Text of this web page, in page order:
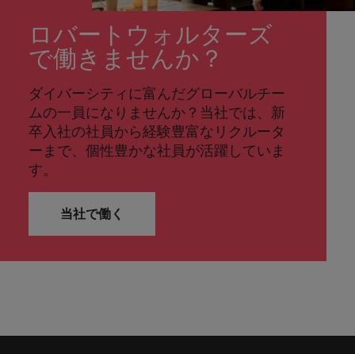
ロバートウォルターズ
で働きませんか？
ダイバーシティに富んだグローバルチー
ムの一員になりませんか？当社では、新
卒入社の社員から経験豊富なリクルータ
ーまで、個性豊かな社員が活躍していま
す。
当社で働く